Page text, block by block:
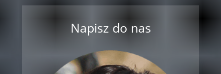
Napisz do nas